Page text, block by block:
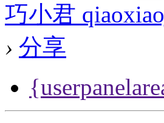
巧小君
› 分享